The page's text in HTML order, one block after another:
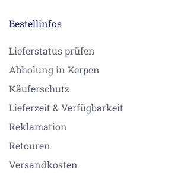
Bestellinfos
Lieferstatus prüfen
Abholung in Kerpen
Käuferschutz
Lieferzeit & Verfügbarkeit
Reklamation
Retouren
Versandkosten